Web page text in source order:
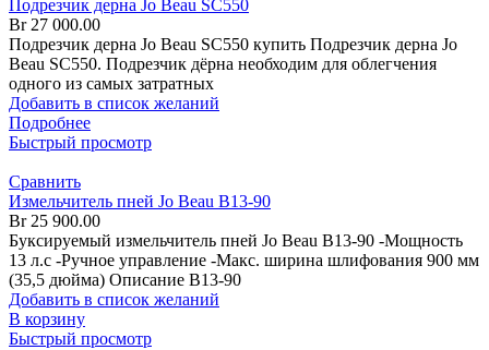
Подрезчик дерна Jo Beau SC550
Br27 000.00
Подрезчик дерна Jo Beau SC550 купить Подрезчик дерна Jo
Beau SC550. Подрезчик дёрна необходим для облегчения
одного из самых затратных
Добавить в список желаний
Подробнее
Быстрый просмотр
Сравнить
Измельчитель пней Jo Beau B13-90
Br25 900.00
Буксируемый измельчитель пней Jo Beau B13-90 -Мощность
13 л.с -Ручное управление -Макс. ширина шлифования 900 мм
(35,5 дюйма) Описание B13-90
Добавить в список желаний
В корзину
Быстрый просмотр